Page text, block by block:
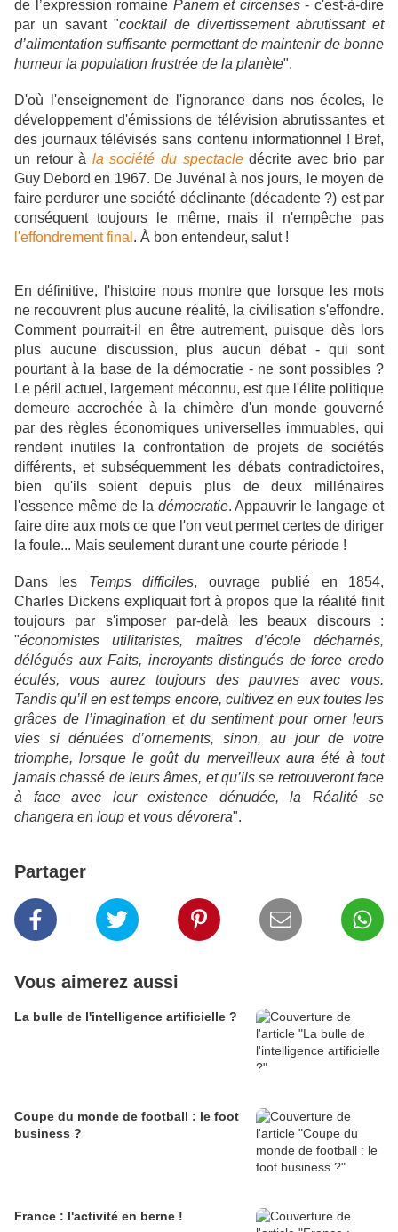
de l’expression romaine Panem et circenses-c'est-à-dire
par un savant "cocktail de divertissement abrutissant et
d’alimentation suffisante permettant de maintenir de bonne
humeur la population frustrée de la planète".
D'où l'enseignement de l'ignorance dans nos écoles, le
développement d'émissions de télévision abrutissantes et
des journaux télévisés sans contenu informationnel ! Bref,
un retour à la société du spectacledécrite avec brio par
Guy Debord en 1967. De Juvénal à nos jours, le moyen de
faire perdurer une société déclinante (décadente ?) est par
conséquent toujours le même, mais il n'empêche pas
l'effondrement final . À bon entendeur, salut !
En définitive, l'histoire nous montre que lorsque les mots
ne recouvrent plus aucune réalité, la civilisation s'effondre.
Comment pourrait-il en être autrement, puisque dès lors
plus aucune discussion, plus aucun débat - qui sont
pourtant à la base de la démocratie - ne sont possibles ?
Le péril actuel, largement méconnu, est que l'élite politique
demeure accrochée à la chimère d'un monde gouverné
par des règles économiques universelles immuables, qui
rendent inutiles la confrontation de projets de sociétés
différents, et subséquemment les débats contradictoires,
bien qu'ils soient depuis plus de deux millénaires
l'essence même de la démocratie. Appauvrir le langage et
faire dire aux mots ce que l'on veut permet certes de diriger
la foule... Mais seulement durant une courte période !
Dans les Temps difficiles, ouvrage publié en 1854,
Charles Dickens expliquait fort à propos que la réalité finit
toujours par s'imposer par-delà les beaux discours :
"économistes utilitaristes, maîtres d’école décharnés,
délégués aux Faits, incroyants distingués de force credo
éculés, vous aurez toujours des pauvres avec vous.
Tandis qu’il en est temps encore, cultivez en eux toutes les
grâces de l’imagination et du sentiment pour orner leurs
vies si dénuées d’ornements, sinon, au jour de votre
triomphe, lorsque le goût du merveilleux aura été à tout
jamais chassé de leurs âmes, et qu’ils se retrouveront face
à face avec leur existence dénudée, la Réalité se
changera en loup et vous dévorera".
Partager
Vous aimerez aussi
La bulle de l'intelligence artificielle ?
Coupe du monde de football : le foot
business ?
France : l'activité en berne !